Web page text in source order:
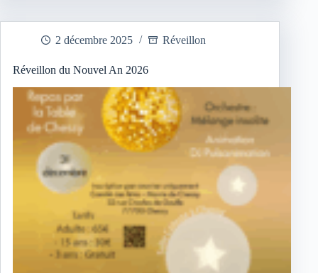
Chandeleur
à
Chessy
2 décembre 2025 Réveillon
Réveillon du Nouvel An 2026